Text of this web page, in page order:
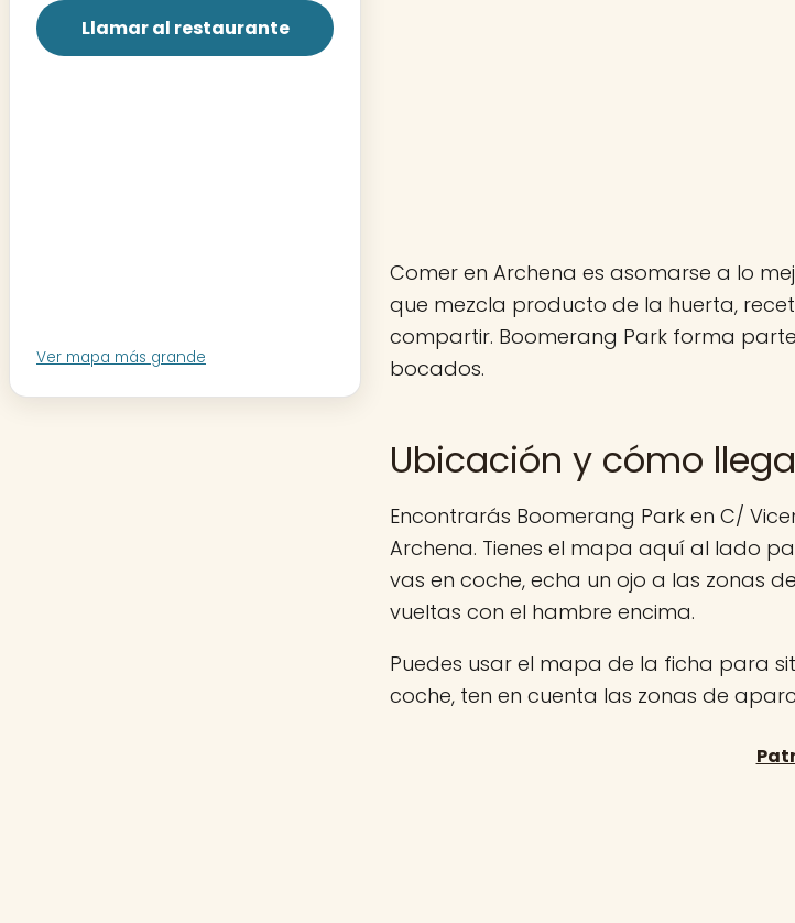
Llamar al restaurante
Ver mapa más grande
Comer en Archena es asomarse a lo
que mezcla producto de la huerta,
compartir. Boomerang Park forma
bocados.
Ubicación y cómo
Encontrarás Boomerang Park en C/
Archena. Tienes el mapa aquí al lado
vas en coche, echa un ojo a las zonas
vueltas con el hambre encima.
Puedes usar el mapa de la ficha para
coche, ten en cuenta las zonas de